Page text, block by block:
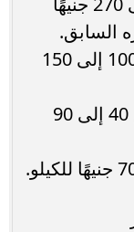
تراوح سعر بياض أملس بلدي من 100 إلى 150
تراوح سعر بياض أملس مزارع من 40 إلى 90